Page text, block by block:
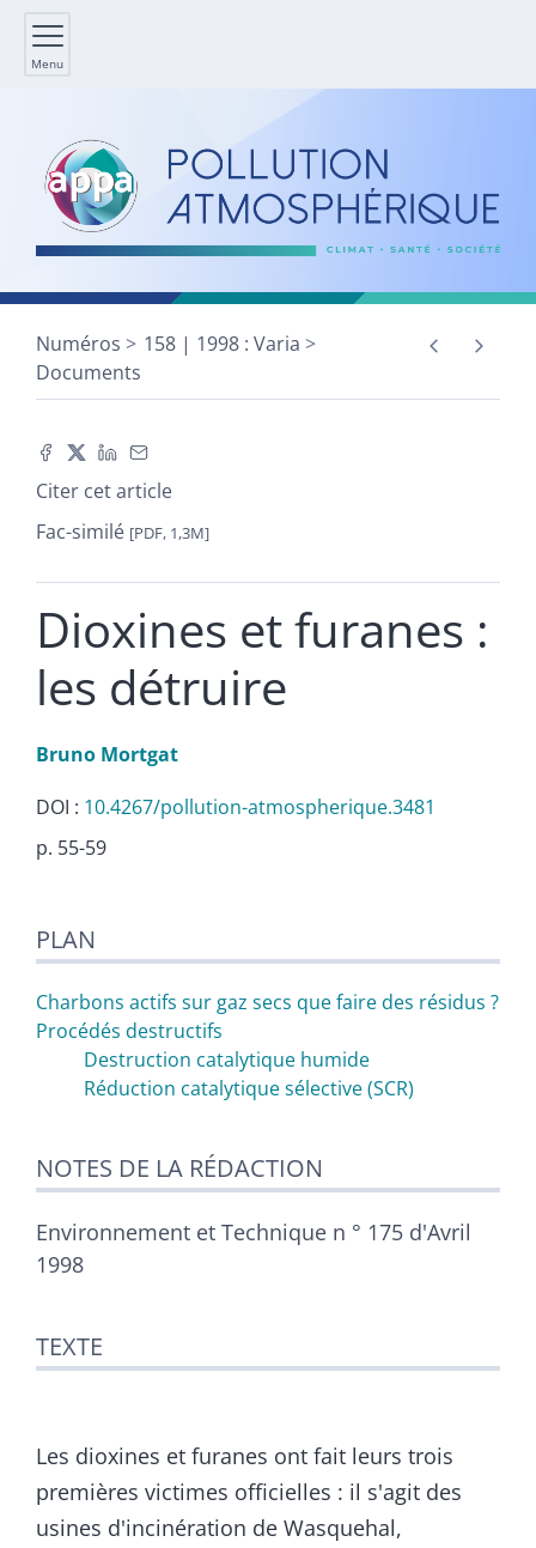
Menu
Numéros
158 | 1998 : Varia
Documents
Citer cet article
Fac-similé [PDF, 1,3M]
Dioxines et furanes :
les détruire
Bruno Mortgat
DOI : 10.4267/pollution-atmospherique.3481
p. 55-59
Texte
Notes
Illustrations
Citer cet article
Auteur
PLAN
Charbons actifs sur gaz secs que faire des résidus ?
Procédés destructifs
Destruction catalytique humide
Réduction catalytique sélective (SCR)
NOTES DE LA RÉDACTION
Environnement et Technique n ° 175 d'Avril
1998
TEXTE
Les dioxines et furanes ont fait leurs trois
premières victimes officielles : il s'agit des
usines d'incinération de Wasquehal,